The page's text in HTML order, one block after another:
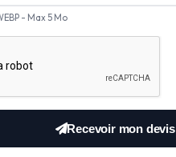
- Max 5 Mo
Recevoir mon devis